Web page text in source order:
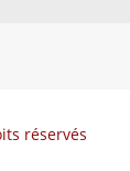
réservés